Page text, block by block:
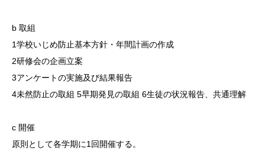
b 取組
1学校いじめ防止基本方針・年間計画の作成
2研修会の企画立案
3アンケートの実施及び結果報告
4未然防止の取組 5早期発見の取組 6生徒の状況報告、共通理解
c 開催
原則として各学期に1回開催する。